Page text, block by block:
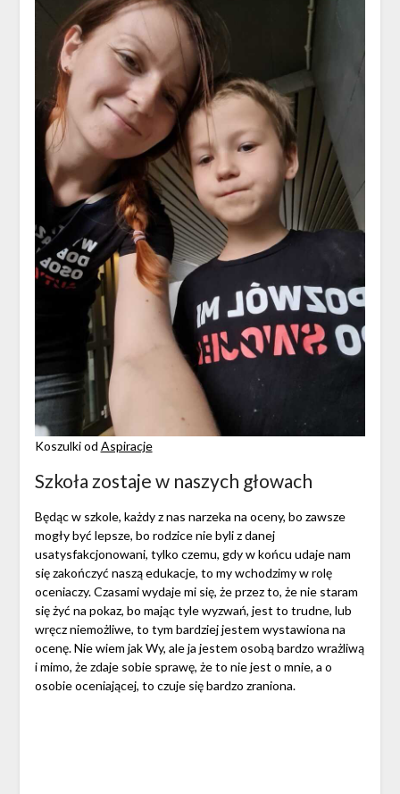
Koszulki od Aspiracje
Szkoła zostaje w naszych głowach
Będąc w szkole, każdy z nas narzeka na oceny, bo zawsze
mogły być lepsze, bo rodzice nie byli z danej
usatysfakcjonowani, tylko czemu, gdy w końcu udaje nam
się zakończyć naszą edukacje, to my wchodzimy w rolę
oceniaczy. Czasami wydaje mi się, że przez to, że nie staram
się żyć na pokaz, bo mając tyle wyzwań, jest to trudne, lub
wręcz niemożliwe, to tym bardziej jestem wystawiona na
ocenę. Nie wiem jak Wy, ale ja jestem osobą bardzo wrażliwą
i mimo, że zdaje sobie sprawę, że to nie jest o mnie, a o
osobie oceniającej, to czuje się bardzo zraniona.